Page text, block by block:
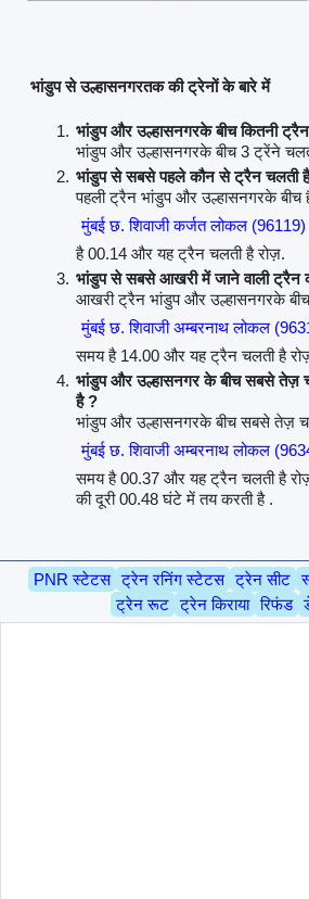
भांडुप से उल्हासनगरतक की ट्रेनों के बारे में
भांडुप और उल्हासनगरके बीच कितनी
भांडुप और उल्हासनगरके बीच 3 ट्रेंने
भांडुप से सबसे पहले कौन से ट्रैन चलती
पहली ट्रैन भांडुप और उल्हासनगरके बीच
मुंबई छ. शिवाजी कर्जत लोकल (96119)
है 00.14 और यह ट्रैन चलती है रोज़.
भांडुप से सबसे आखरी में जाने वाली ट्रैन
आखरी ट्रैन भांडुप और उल्हासनगरके
मुंबई छ. शिवाजी अम्बरनाथ लोकल
समय है 14.00 और यह ट्रैन चलती है
भांडुप और उल्हासनगर के बीच सबसे तेज़
है ?
भांडुप और उल्हासनगरके बीच सबसे तेज़
मुंबई छ. शिवाजी अम्बरनाथ लोकल
समय है 00.37 और यह ट्रैन चलती है
की दूरी 00.48 घंटे में तय करती है .
PNR स्टेटस ट्रेन रनिंग स्टेटस ट्रेन सीट
ट्रेन रूट ट्रेन किराया रिफंड